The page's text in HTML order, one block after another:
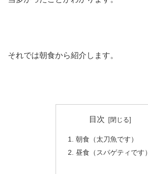
それでは朝食から紹介します。
目次
朝食（太刀魚です）
昼食（スパゲティです）